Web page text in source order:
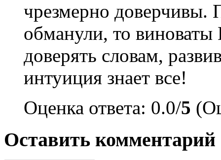
чрезмерно доверчивы.
обманули, то
доверять словам,
интуиция знает все!
Оценка ответа: 0.0/5
Оставить комментарий